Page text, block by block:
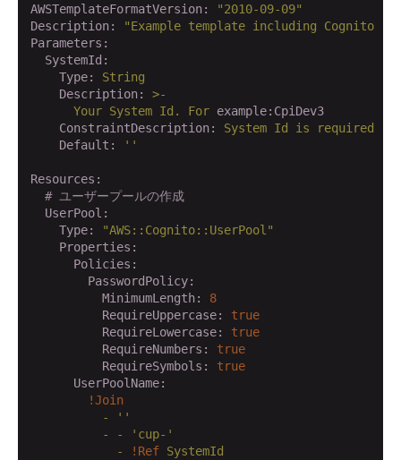
AWSTemplateFormatVersion:
"2010-09-09"
Description:
"Example template including Cognito
Parameters:
  SystemId:
    Type:
String
    Description:
>-
Your System Id. For example:CpiDev3
    ConstraintDescription:
System Id is
required
    Default:
''
Resources:
# ユーザープールの作成
  UserPool:
    Type:
"AWS::Cognito::UserPool"
    Properties:
      Policies:
        PasswordPolicy:
          MinimumLength:
8
          RequireUppercase:
true
          RequireLowercase:
true
          RequireNumbers:
true
          RequireSymbols:
true
      UserPoolName:
!Join
          -
''
          -
-
'cup-'
            -
!Ref SystemId